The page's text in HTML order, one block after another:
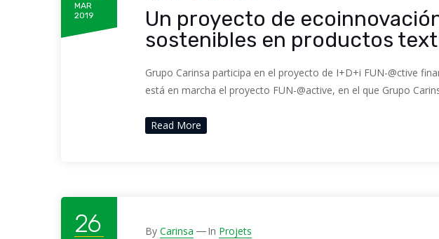
MAR
2019
Un proyecto de
sostenibles en productos
Grupo Carinsa participa en el proyecto de I+D+i FUN-@ctive
está en marcha el proyecto FUN-@active, en el que Grupo
Read More
26 By Carinsa In Projets